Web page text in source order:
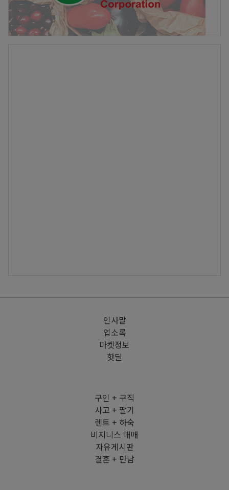
인사말
업소록
마켓정보
핫딜
구인 + 구직
사고 + 팔기
렌트 + 하숙
비지니스 매매
자유게시판
결혼 + 만남